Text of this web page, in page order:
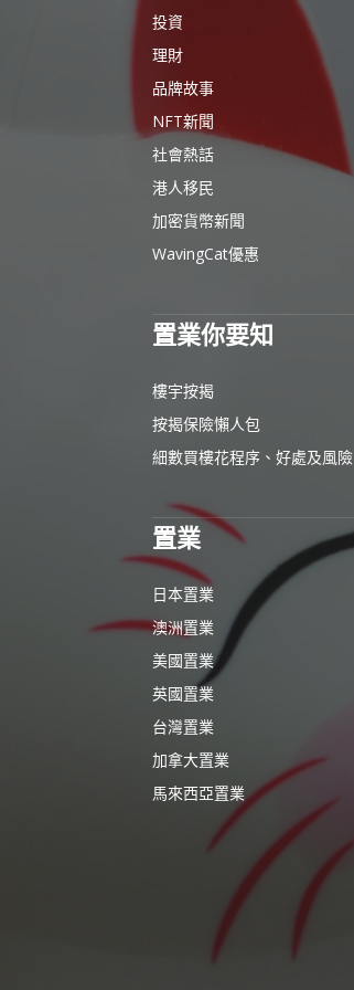
投資
理財
品牌故事
NFT新聞
社會熱話
港人移民
加密貨幣新聞
WavingCat優惠
置業你要知
樓宇按揭
按揭保險懶人包
細數買樓花程序、好處及風險
置業
日本置業
澳洲置業
美國置業
英國置業
台灣置業
加拿大置業
馬來西亞置業